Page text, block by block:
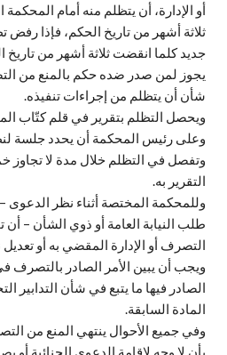
أو الإدارة، أن يتظلم منه أمام المحكمة
ثلاثة أشهر من تاريخ الحكم، فإذا رفض
جديد كلما انقضت ثلاثة أشهر من
يجوز لمن صدر ضده حكم بالمنع من
شأن أن يتظلم من إجراءات تنفيذه.
ويحصل التظلم بتقرير في قلم كتّاب
وعلى رئيس المحكمة أن يحدد جلسة
وتفصل في التظلم خلال مدة لا تجاوز
التقرير به.
وللمحكمة المختصة أثناء نظر الدعوى
طلب النيابة العامة أو ذوي الشأن – أن
التصرف أو الإدارة المقضي به أو تعديل
ويجب أن يبين الأمر الصادر بالتصرف
الصادر فيها ما يتبع في شأن التدابير
المادة السابقة.
وفي جميع الأحوال ينتهي المنع من
بأن لا وجه لإقامة الدعوى الجنائية أو